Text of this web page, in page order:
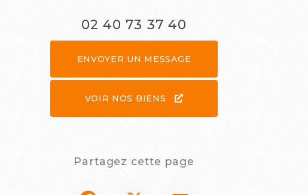
02 40 73 37 40
ENVOYER UN MESSAGE
VOIR NOS BIENS
Partagez cette page